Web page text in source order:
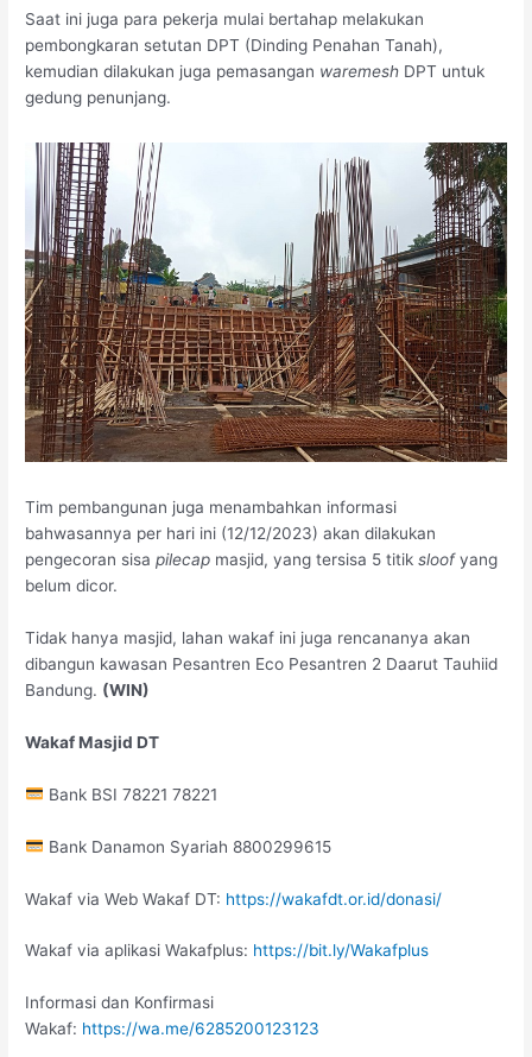
Saat ini juga para pekerja mulai bertahap melakukan
pembongkaran setutan DPT (Dinding Penahan Tanah),
kemudian dilakukan juga pemasangan waremesh DPT untuk
gedung penunjang.
Tim pembangunan juga menambahkan informasi
bahwasannya per hari ini (12/12/2023) akan dilakukan
pengecoran sisapilecap masjid, yang tersisa 5 titiksloofyang
belum dicor.
Tidak hanya masjid, lahan wakaf ini juga rencananya akan
dibangun kawasan Pesantren Eco Pesantren 2 Daarut Tauhiid
Bandung. (WIN)
Wakaf Masjid DT
Bank BSI 78221 78221
Bank Danamon Syariah 8800299615
Wakaf via Web Wakaf DT: https://wakafdt.or.id/donasi/
Wakaf via aplikasi Wakafplus: https://bit.ly/Wakafplus
Informasi dan Konfirmasi
Wakaf: https://wa.me/6285200123123